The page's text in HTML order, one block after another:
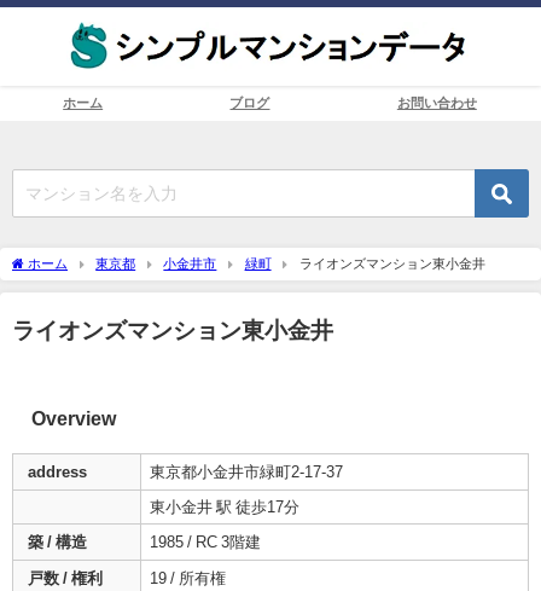
ホーム ブログ お問い合わせ
ホーム 東京都 小金井市 緑町 ライオンズマンション東小金井
ライオンズマンション東小金井
Overview
address 東京都小金井市緑町2-17-37
東小金井 駅 徒歩17分
築 / 構造 1985 / RC 3階建
戸数 / 権利 19 / 所有権